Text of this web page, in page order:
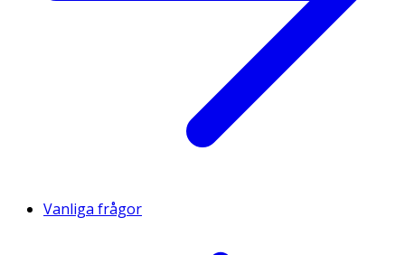
Vanliga frågor